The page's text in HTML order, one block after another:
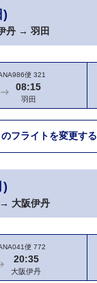
)
丹 → 羽田
便 321
08:15
羽田
フライトを変更する
)
→ 大阪伊丹
便 772
20:35
大阪伊丹